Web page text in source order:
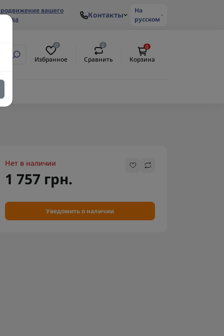
вашего
бренда
Контакты
На
русском
0
Избранное
0
Сравнить
0
Корзина
Нет в наличии
1 757 грн.
Уведомить о наличии